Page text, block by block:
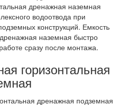
дренажная наземная
водоотвода при
конструкций. Емкость
наземная быстро
сразу после монтажа.
горизонтальная